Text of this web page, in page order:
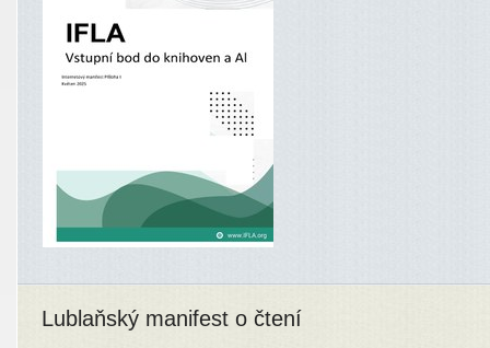
Lublaňský manifest o čtení